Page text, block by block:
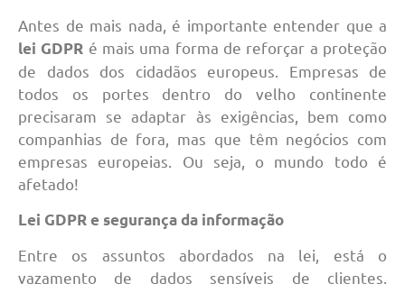
Antes de mais nada, é importante entender que a
lei GDPR é mais uma forma de reforçar a proteção
de dados dos cidadãos europeus. Empresas de
todos os portes dentro do velho continente
precisaram se adaptar às exigências, bem como
companhias de fora, mas que têm negócios com
empresas europeias. Ou seja, o mundo todo é
afetado!
Lei GDPR e segurança da informação
Entre os assuntos abordados na lei, está o
vazamento de dados sensíveis de clientes.